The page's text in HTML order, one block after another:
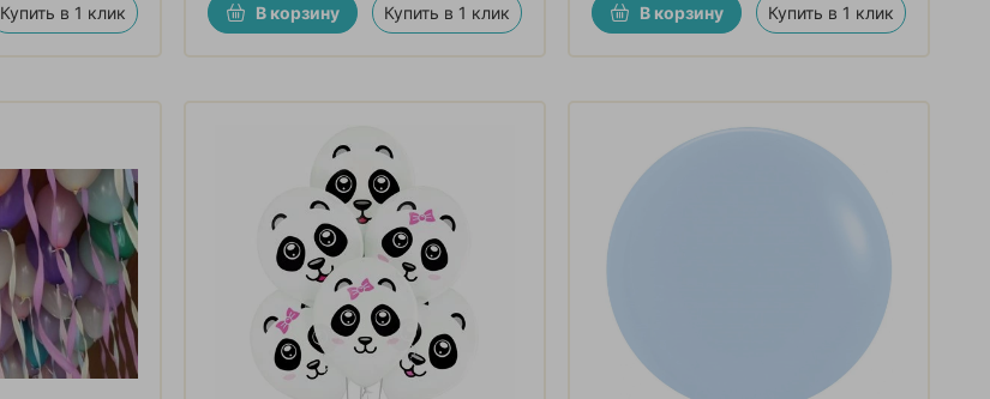
Купить в 1 клик В корзину Купить в 1 клик В корзину Купить в 1 клик